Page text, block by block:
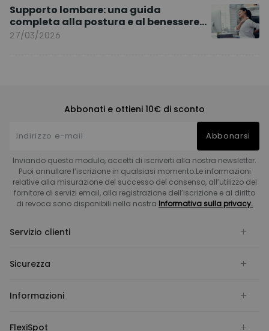
Supporto lombare: una guida
completa alla postura e al benessere
quotidiano
27/03/2026
Abbonati e ottieni 10€ di sconto
Abbonarsi
Inviando questo modulo, accetti di iscriverti alla nostra newsletter.
Puoi annullare l’iscrizione in qualsiasi momento.Le informazioni
relative alla misurazione del successo del consenso, all’utilizzo del
fornitore di servizi email, alla registrazione dell’iscrizione e al diritto
di revoca sono disponibili nella nostra Informativa sulla privacy.
Servizio clienti
Sicurezza
Informazioni
FlexiSpot